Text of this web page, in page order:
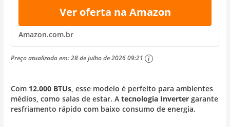
Ver oferta na Amazon
Amazon.com.br
Preço atualizado em:28 de julho de 2026 09:21
Com 12.000 BTUs, esse modelo é perfeito para ambientes
médios, como salas de estar. Atecnologia Inverter garante
resfriamento rápido com baixo consumo de energia.